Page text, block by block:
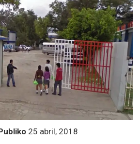
25 abril, 2018